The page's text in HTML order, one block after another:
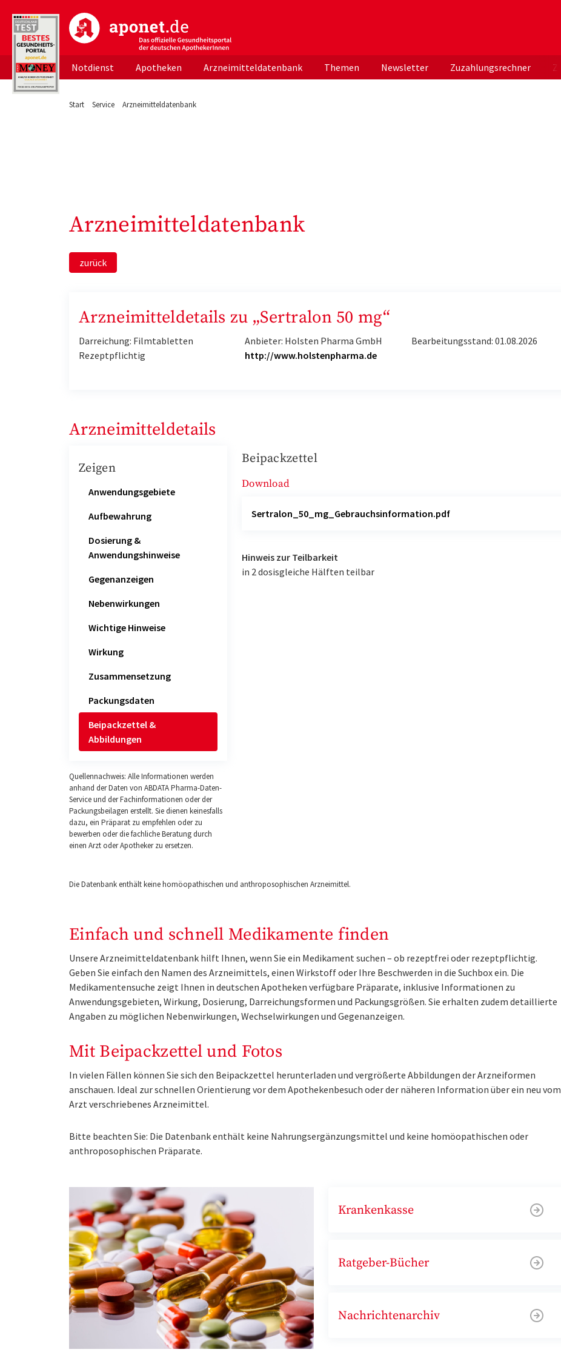
aponet.de - Das offizielle Gesundheitsportal der deutschen ApothekerInnen
Notdienst Apotheken Arzneimitteldatenbank Themen Newsletter Zuzahlungsrechner
Start Service Arzneimitteldatenbank
Arzneimitteldatenbank
zurück
Arzneimitteldetails zu „Sertralon 50 mg“
Darreichung: Filmtabletten
Rezeptpflichtig
Anbieter: Holsten Pharma GmbH
http://www.holstenpharma.de
Bearbeitungsstand: 01.08.2026
Arzneimitteldetails
Zeigen
Anwendungsgebiete
Aufbewahrung
Dosierung &
Anwendungshinweise
Gegenanzeigen
Nebenwirkungen
Wichtige Hinweise
Wirkung
Zusammensetzung
Packungsdaten
Beipackzettel &
Abbildungen
Quellennachweis: Alle Informationen werden
anhand der Daten von ABDATA Pharma-Daten-
Service und der Fachinformationen oder der
Packungsbeilagen erstellt. Sie dienen keinesfalls
dazu, ein Präparat zu empfehlen oder zu
bewerben oder die fachliche Beratung durch
einen Arzt oder Apotheker zu ersetzen.
Beipackzettel
Download
Sertralon_50_mg_Gebrauchsinformation.pdf
Hinweis zur Teilbarkeit
in 2 dosisgleiche Hälften teilbar
Die Datenbank enthält keine homöopathischen und anthroposophischen Arzneimittel.
Einfach und schnell Medikamente finden
Unsere Arzneimitteldatenbank hilft Ihnen, wenn Sie ein Medikament suchen – ob rezeptfrei oder rezeptpflichtig.
Geben Sie einfach den Namen des Arzneimittels, einen Wirkstoff oder Ihre Beschwerden in die Suchbox ein. Die
Medikamentensuche zeigt Ihnen in deutschen Apotheken verfügbare Präparate, inklusive Informationen zu
Anwendungsgebieten, Wirkung, Dosierung, Darreichungsformen und Packungsgrößen. Sie erhalten zudem detaillierte
Angaben zu möglichen Nebenwirkungen, Wechselwirkungen und Gegenanzeigen.
Mit Beipackzettel und Fotos
In vielen Fällen können Sie sich den Beipackzettel herunterladen und vergrößerte Abbildungen der Arzneiformen
anschauen. Ideal zur schnellen Orientierung vor dem Apothekenbesuch oder der näheren Information über ein neu vom
Arzt verschriebenes Arzneimittel.
Bitte beachten Sie: Die Datenbank enthält keine Nahrungsergänzungsmittel und keine homöopathischen oder
anthroposophischen Präparate.
Krankenkasse
Ratgeber-Bücher
Nachrichtenarchiv